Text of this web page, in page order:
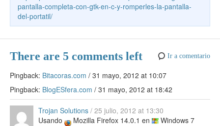
pantalla-completa-con-gtk-en-c-y-romperles-la-pantalla-
del-portatil/
There are 5 comments left Ir a comentario
Pingback: Bitacoras.com / 31 mayo, 2012 at 10:07
Pingback: BlogESfera.com / 31 mayo, 2012 at 18:42
Trojan Solutions / 25 julio, 2012 at 13:30
Usando
Mozilla Firefox 14.0.1 en
Windows 7